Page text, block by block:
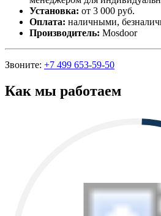
Установка: от 3 000 руб.
Оплата: наличными,
Производитель: Mosdoor
Звоните: +7 499 653-59-50
Как мы работаем